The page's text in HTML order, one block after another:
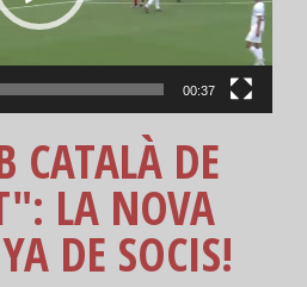
00:37
CATALÀ DE
LA NOVA
DE SOCIS!